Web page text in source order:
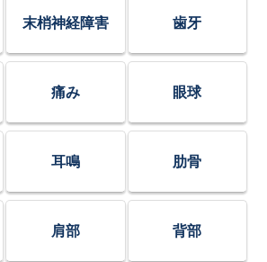
末梢神経障害 歯牙
痛み 眼球
耳鳴 肋骨
肩部 背部